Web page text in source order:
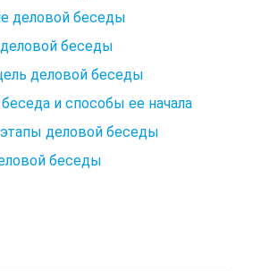
деловой беседы
беседы
деловой беседы
и способы ее начала
деловой беседы
беседы